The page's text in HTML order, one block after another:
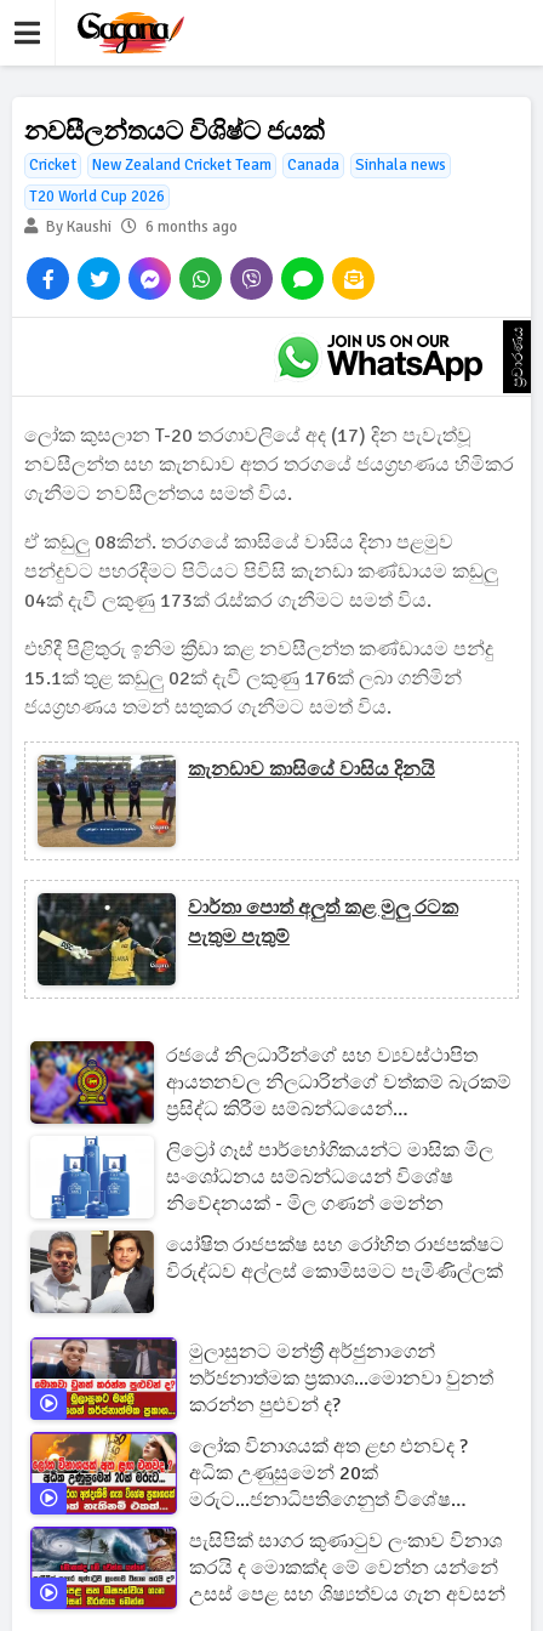
නවසීලන්තයට විශිෂ්ට ජයක්
Cricket New Zealand Cricket Team Canada
Sinhala news
T20 World Cup 2026
By Kaushi
6 months ago
ප්‍රචාරණය
ලෝක කුසලාන T-20 තරගාවලියේ අද (17) දින පැවැත්වූ
නවසීලන්ත සහ කැනඩාව අතර තරගයේ ජයග්‍රහණය හිමිකර
ගැනීමට නවසීලන්තය සමත් විය.
ඒ කඩුලු 08කින්. තරගයේ කාසියේ වාසිය දිනා පළමුව
පන්දුවට පහරදීමට පිටියට පිවිසි කැනඩා කණ්ඩායම කඩුලු
04ක් දැවී ලකුණු 173ක් රැස්කර ගැනීමට සමත් විය.
එහිදී පිළිතුරු ඉනිම ක්‍රීඩා කළ නවසීලන්ත කණ්ඩායම පන්දු
15.1ක් තුළ කඩුලු 02ක් දැවී ලකුණු 176ක් ලබා ගනිමින්
ජයග්‍රහණය තමන් සතුකර ගැනීමට සමත් විය.
කැනඩාව කාසියේ වාසිය දිනයි
වාර්තා පොත් අලුත් කළ මුලු රටක
පැතුම පැතුම්
රජයේ නිලධාරීන්ගේ සහ ව්‍යවස්ථාපිත
ආයතනවල නිලධාරින්ගේ වත්කම් බැරකම්
ප්‍රසිද්ධ කිරීම සම්බන්ධයෙන්
සංශෝධනයක්
ලිට්‍රෝ ගෑස් පාර්භෝගිකයන්ට මාසික මිල
සංශෝධනය සම්බන්ධයෙන් විශේෂ
නිවේදනයක් - මිල ගණන් මෙන්න
යෝෂිත රාජපක්ෂ සහ රෝහිත රාජපක්ෂට
විරුද්ධව අල්ලස් කොමිසමට පැමිණිල්ලක්
මුලාසුනට මන්ත්‍රී අර්ජුනාගෙන්
තර්ජනාත්මක ප්‍රකාශ...මොනවා වුනත්
කරන්න පුළුවන් ද?
ලෝක විනාශයක් අත ළඟ එනවද ?
අධික උණුසුමෙන් 20ක්
මරුට...ජනාධිපතිගෙනුත් විශේෂ
ප්‍රකාශයක්
පැසිපික් සාගර කුණාටුව ලංකාව විනාශ
කරයි ද මොකක්ද මේ වෙන්න යන්නේ
උසස් පෙළ සහ ශිෂ්‍යත්වය ගැන අවසන්